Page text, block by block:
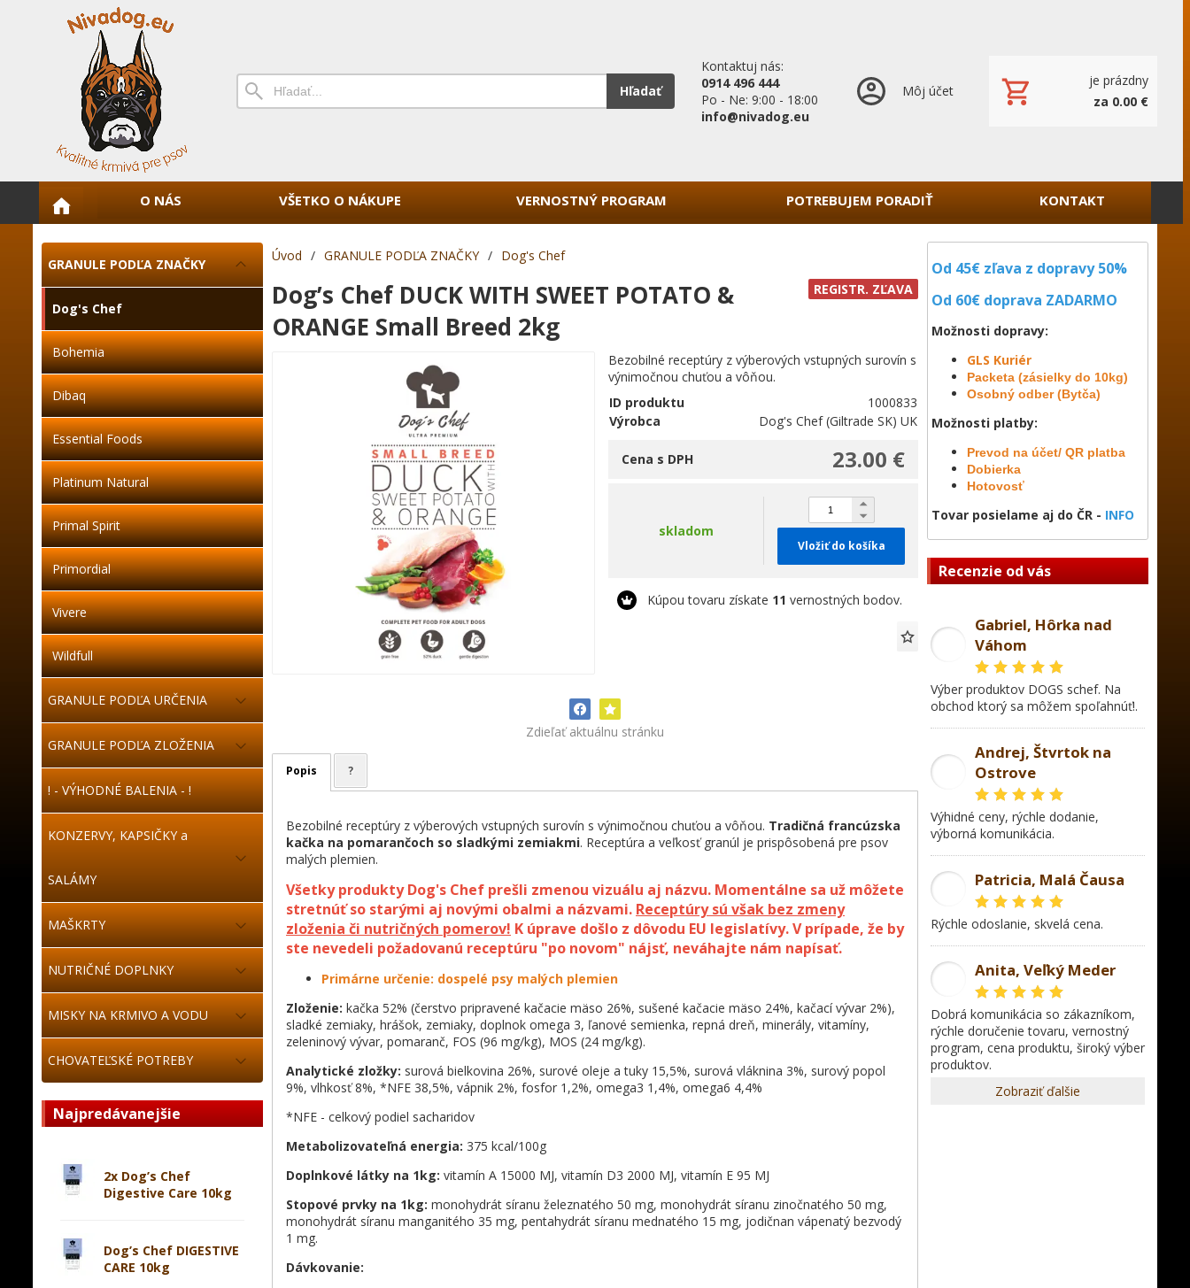
Hľadať
Kontaktuj nás:
0914 496 444
Po - Ne: 9:00 - 18:00
info@nivadog.eu
Môj účet
je prázdny
za 0.00 €
O NÁS VŠETKO O NÁKUPE VERNOSTNÝ PROGRAM POTREBUJEM PORADIŤ KONTAKT
Od 45€ zľava z dopravy 50%
Od 60€ doprava ZADARMO
Možnosti dopravy:
GLS Kuriér
Packeta (zásielky do 10kg)
Osobný odber (Bytča)
Možnosti platby:
Prevod na účet/ QR platba
Dobierka
Hotovosť
Tovar posielame aj do ČR - INFO
Recenzie od vás
Gabriel, Hôrka nad
Váhom
Výber produktov DOGS schef. Na
obchod ktorý sa môžem spoľahnúť!.
Andrej, Štvrtok na
Ostrove
Výhidné ceny, rýchle dodanie,
výborná komunikácia.
Patricia, Malá Čausa
rýchle odoslanie, skvelá cena.
Anita, Veľký Meder
dobrá komunikácia so zákazníkom,
rýchle doručenie tovaru, vernostný
program, cena produktu, široký výber
produktov.
Zobraziť ďalšie
GRANULE PODĽA ZNAČKY
Dog's Chef
Bohemia
Dibaq
Essential Foods
Platinum Natural
Primal Spirit
Primordial
Vivere
Wildfull
GRANULE PODĽA URČENIA
GRANULE PODĽA ZLOŽENIA
! - VÝHODNÉ BALENIA - !
KONZERVY, KAPSIČKY a
SALÁMY
MAŠKRTY
NUTRIČNÉ DOPLNKY
MISKY NA KRMIVO A VODU
CHOVATEĽSKÉ POTREBY
Najpredávanejšie
2x Dog’s Chef
Digestive Care 10kg
Dog’s Chef DIGESTIVE
CARE 10kg
Úvod / GRANULE PODĽA ZNAČKY / Dog's Chef
REGISTR. ZĽAVA
Dog’s Chef DUCK WITH SWEET POTATO &
ORANGE Small Breed 2kg
Bezobilné receptúry z výberových vstupných surovín s
výnimočnou chuťou a vôňou.
ID produktu
1000833
Výrobca
Dog's Chef (Giltrade SK) UK
23.00 €
Cena s DPH
skladom
Vložiť do košíka
Kúpou tovaru získate 11 vernostných bodov.
Zdieľať aktuálnu stránku
Popis ?
Bezobilné receptúry z výberových vstupných surovín s výnimočnou chuťou a vôňou. Tradičná francúzska
kačka na pomarančoch so sladkými zemiakmi. Receptúra a veľkosť granúl je prispôsobená pre psov
malých plemien.
Všetky produkty Dog's Chef prešli zmenou vizuálu aj názvu. Momentálne sa už môžete
stretnúť so starými aj novými obalmi a názvami. Receptúry sú však bez zmeny
zloženia či nutričných pomerov! K úprave došlo z dôvodu EU legislatívy. V prípade, že by
ste nevedeli požadovanú receptúru "po novom" nájsť, neváhajte nám napísať.
Primárne určenie: dospelé psy malých plemien
Zloženie: kačka 52% (čerstvo pripravené kačacie mäso 26%, sušené kačacie mäso 24%, kačací vývar 2%),
sladké zemiaky, hrášok, zemiaky, doplnok omega 3, ľanové semienka, repná dreň, minerály, vitamíny,
zeleninový vývar, pomaranč, FOS (96 mg/kg), MOS (24 mg/kg).
Analytické zložky: surová bielkovina 26%, surové oleje a tuky 15,5%, surová vláknina 3%, surový popol
9%, vlhkosť 8%, *NFE 38,5%, vápnik 2%, fosfor 1,2%, omega3 1,4%, omega6 4,4%
*NFE - celkový podiel sacharidov
Metabolizovateľná energia: 375 kcal/100g
Doplnkové látky na 1kg: vitamín A 15000 MJ, vitamín D3 2000 MJ, vitamín E 95 MJ
Stopové prvky na 1kg: monohydrát síranu železnatého 50 mg, monohydrát síranu zinočnatého 50 mg,
monohydrát síranu manganitého 35 mg, pentahydrát síranu mednatého 15 mg, jodičnan vápenatý bezvodý
1 mg.
Dávkovanie: